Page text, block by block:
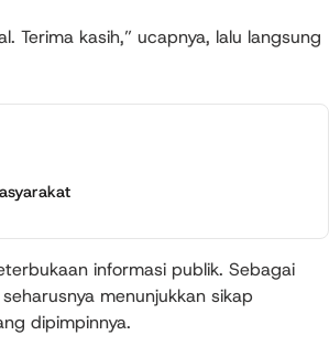
Terima kasih,” ucapnya, lalu langsung
informasi publik. Sebagai
menunjukkan sikap
dipimpinnya.